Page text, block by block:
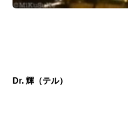
Dr. 輝（テル）